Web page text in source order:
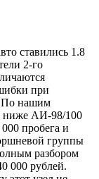
ставились 1.8
2-го
при
По нашим
ниже АИ-98/100
пробега и
группы
разбором
000 рублей.